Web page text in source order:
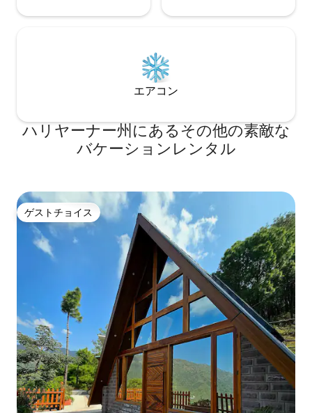
エアコン
ハリヤーナー州にあるその他の素敵な
バケーションレンタル
ゲストチョイス
ゲストチョイス